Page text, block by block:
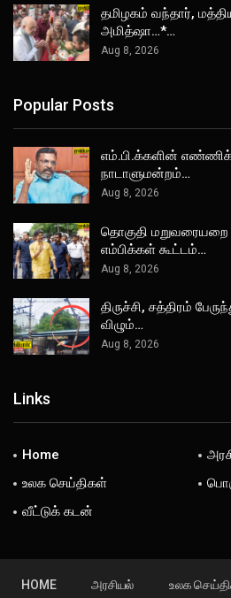
தமிழகம் வந்தார்,
அமித்ஷா…*…
Aug 8, 2026
Popular Posts
எம்.பி.க்களின்
நாடாளுமன்றம்…
Aug 8, 2026
தொகுதி மறுவரையறை
எம்பிக்கள் கூட்டம்…
Aug 8, 2026
திருச்சி, சத்திரம்
விழும்…
Aug 8, 2026
Links
Home
உலக செய்திகள்
வீட்டுக் கடன்
HOME அரசியல் உலக